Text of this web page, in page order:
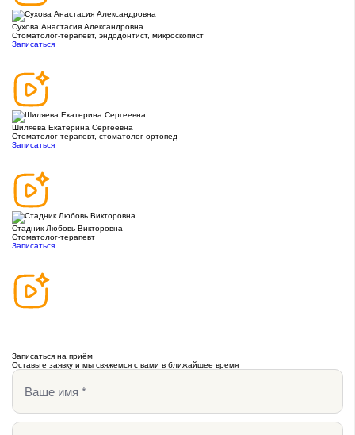
Сухова Анастасия Александровна
Стоматолог-терапевт, эндодонтист, микроскопист
Записаться
Шиляева Екатерина Сергеевна
Стоматолог-терапевт, стоматолог-ортопед
Записаться
Стадник Любовь Викторовна
Стоматолог-терапевт
Записаться
Записаться на приём
Оставьте заявку и мы свяжемся с вами в ближайшее время